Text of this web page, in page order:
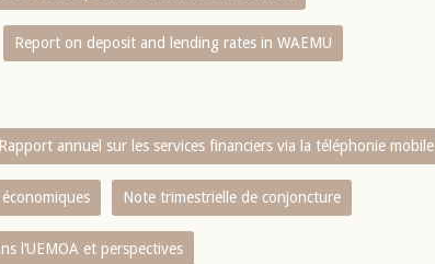
Report on deposit and lending rates in WAEMU
Rapport annuel sur les services financiers via la téléphonie mobile
Note trimestrielle de conjoncture
l‘UEMOA et perspectives